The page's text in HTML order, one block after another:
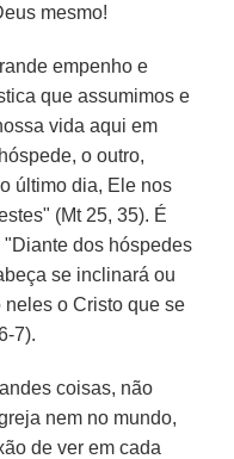
mesmo!
empenho e
que assumimos e
vida aqui em
o outro,
último dia, Ele nos
(Mt 25, 35). É
"Diante dos hóspedes
se inclinará ou
o Cristo que se
7).
coisas, não
nem no mundo,
de ver em cada